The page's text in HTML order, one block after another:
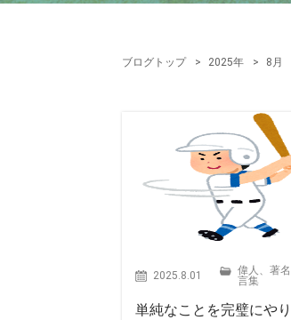
ブログトップ 2025年 8月
2025.8.01 偉人、著
言集
単純なことを完璧にや